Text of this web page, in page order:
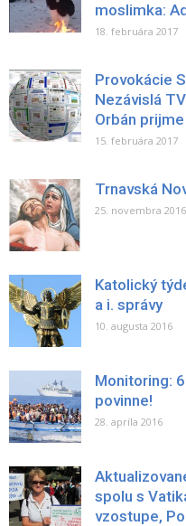
moslimka:
18. februára 2017
Provokácie
Nezávislá
Orbán prijme
15. februára 2017
Trnavská
25. novembra 2016
Katolický
a i. správy
10. augusta 2016
Monitoring:
povinne!
28. apríla 2016
spolu s
vzostupe,